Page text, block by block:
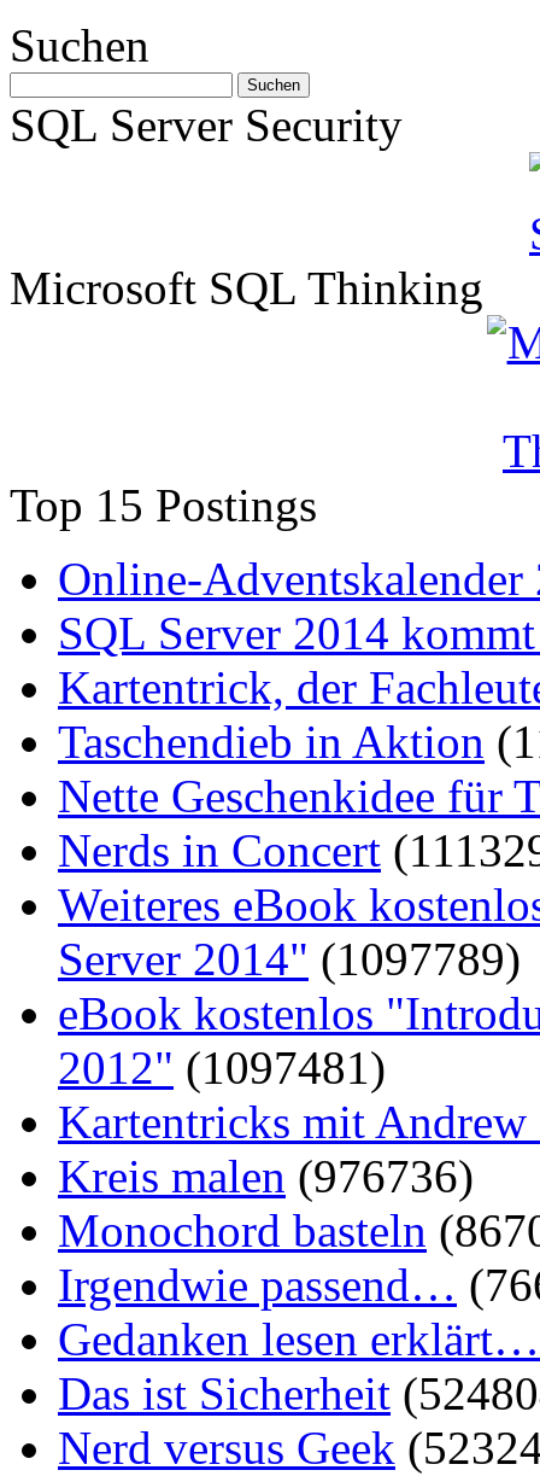
Suchen
SQL Server Security
Microsoft SQL Thinking
Top 15 Postings
Online-Adventskalender
SQL Server 2014
Kartentrick, der
Taschendieb in Aktion
Nette Geschenkidee für
Nerds in Concert
Weiteres eBook
Server 2014" (1097789)
eBook kostenlos
2012" (1097481)
Kartentricks mit
Kreis malen (976736)
Monochord basteln
Irgendwie passend…
Gedanken lesen erklärt…
Das ist Sicherheit
Nerd versus Geek